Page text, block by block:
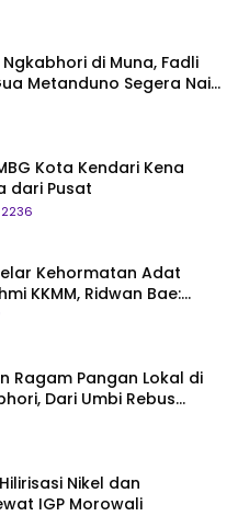
Ngkabhori di Muna, Fadli
Metanduno Segera Naik
Budaya Nasional
Kota Kendari Kena
dari Pusat
2236
Kehormatan Adat
KKMM, Ridwan Bae:
Belum Pantas!
Ragam Pangan Lokal di
Dari Umbi Rebus
Muna
Nikel dan
IGP Morowali